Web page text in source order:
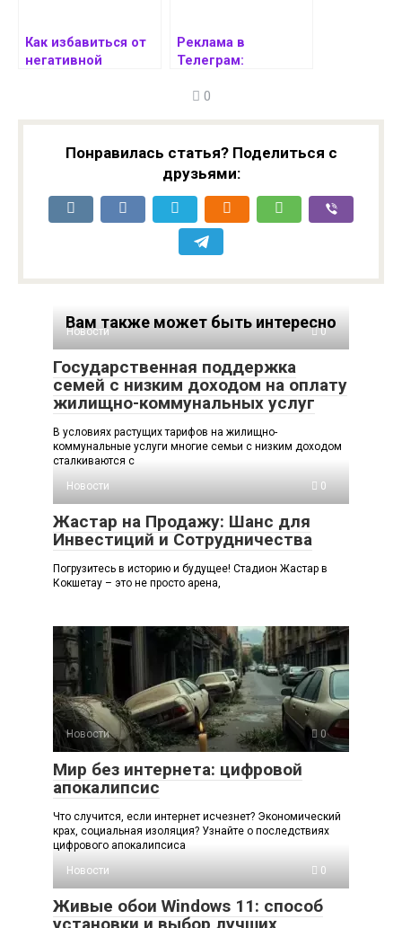
Как избавиться от
негативной
Реклама в
Телеграм:
способ
0
Понравилась статья? Поделиться с
друзьями:
Вам также может быть интересно
Новости 0
Государственная поддержка
семей с низким доходом на оплату
жилищно-коммунальных услуг
В условиях растущих тарифов на жилищно-
коммунальные услуги многие семьи с низким доходом
сталкиваются с
Новости
0
Жастар на Продажу: Шанс для
Инвестиций и Сотрудничества
Погрузитесь в историю и будущее! Стадион Жастар в
Кокшетау – это не просто арена,
Новости 0
Мир без интернета: цифровой
апокалипсис
Что случится, если интернет исчезнет? Экономический
крах, социальная изоляция? Узнайте о последствиях
цифрового апокалипсиса
Новости
0
Живые обои Windows 11: способ